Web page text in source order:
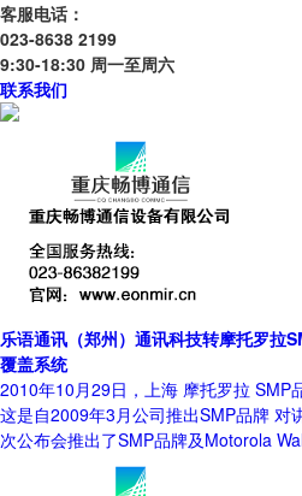
客服电话：
023-8638 2199
9:30-18:30 周一至周六
联系我们
乐语通讯（郑州）通讯科技转摩托罗拉
覆盖系统
2010年10月29日，上海 摩托罗拉 SMP
这是自2009年3月公司推出SMP品牌 对
次公布会推出了SMP品牌及Motorola